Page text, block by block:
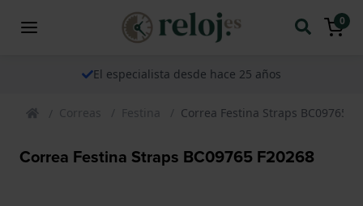
0
El especialista desde hace 25 años
Correas Festina Correa Festina Straps BC09765
Correa Festina Straps BC09765 F20268